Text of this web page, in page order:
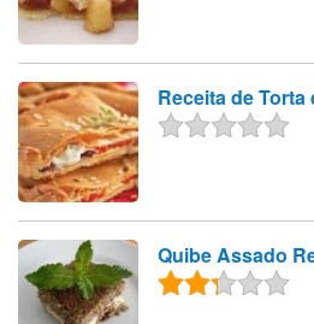
Receita de Torta
Quibe Assado